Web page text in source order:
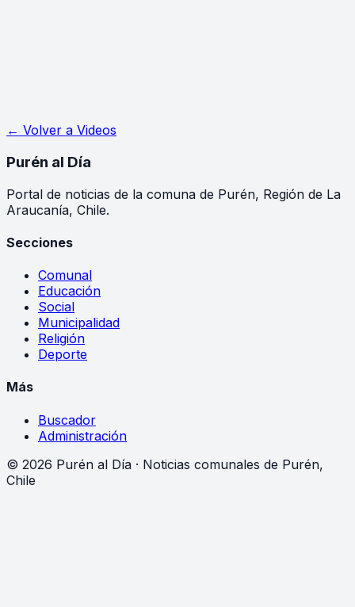
← Volver a Videos
Purén al Día
Portal de noticias de la comuna de Purén, Región de La
Araucanía, Chile.
Secciones
Comunal
Educación
Social
Municipalidad
Religión
Deporte
Más
Buscador
Administración
© 2026 Purén al Día · Noticias comunales de Purén,
Chile